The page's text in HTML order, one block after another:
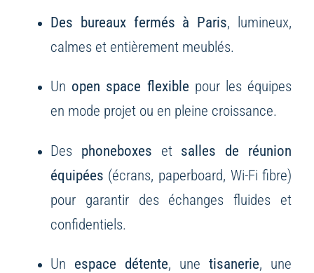
Des bureaux fermés à Paris, lumineux,
calmes et entièrement meublés.
Un open space flexible pour les équipes
en mode projet ou en pleine croissance.
Des phoneboxes et salles de réunion
équipées (écrans, paperboard, Wi-Fi fibre)
pour garantir des échanges fluides et
confidentiels.
Un espace détente, unetisanerie, une